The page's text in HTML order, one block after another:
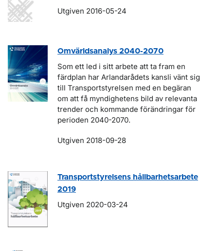
Utgiven 2016-05-24
Omvärldsanalys 2040-2070
Som ett led i sitt arbete att ta fram en
färdplan har Arlandarådets kansli vänt sig
till Transportstyrelsen med en begäran
om att få myndighetens bild av relevanta
trender och kommande förändringar för
perioden 2040-2070.
Utgiven 2018-09-28
Transportstyrelsens hållbarhetsarbete
2019
Utgiven 2020-03-24